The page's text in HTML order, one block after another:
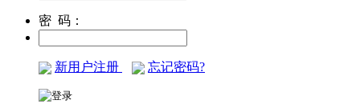
密 码：
新用户注册 忘记密码?